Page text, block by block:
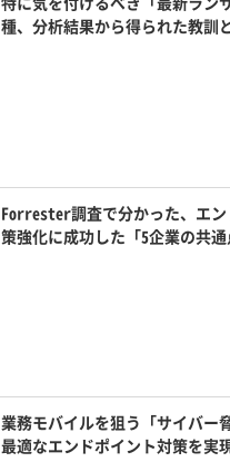
種、分析結果から得られた教訓
Forrester調査で分かった、エ
策強化に成功した「5企業の共通
業務モバイルを狙う「サイバー脅
最適なエンドポイント対策を実